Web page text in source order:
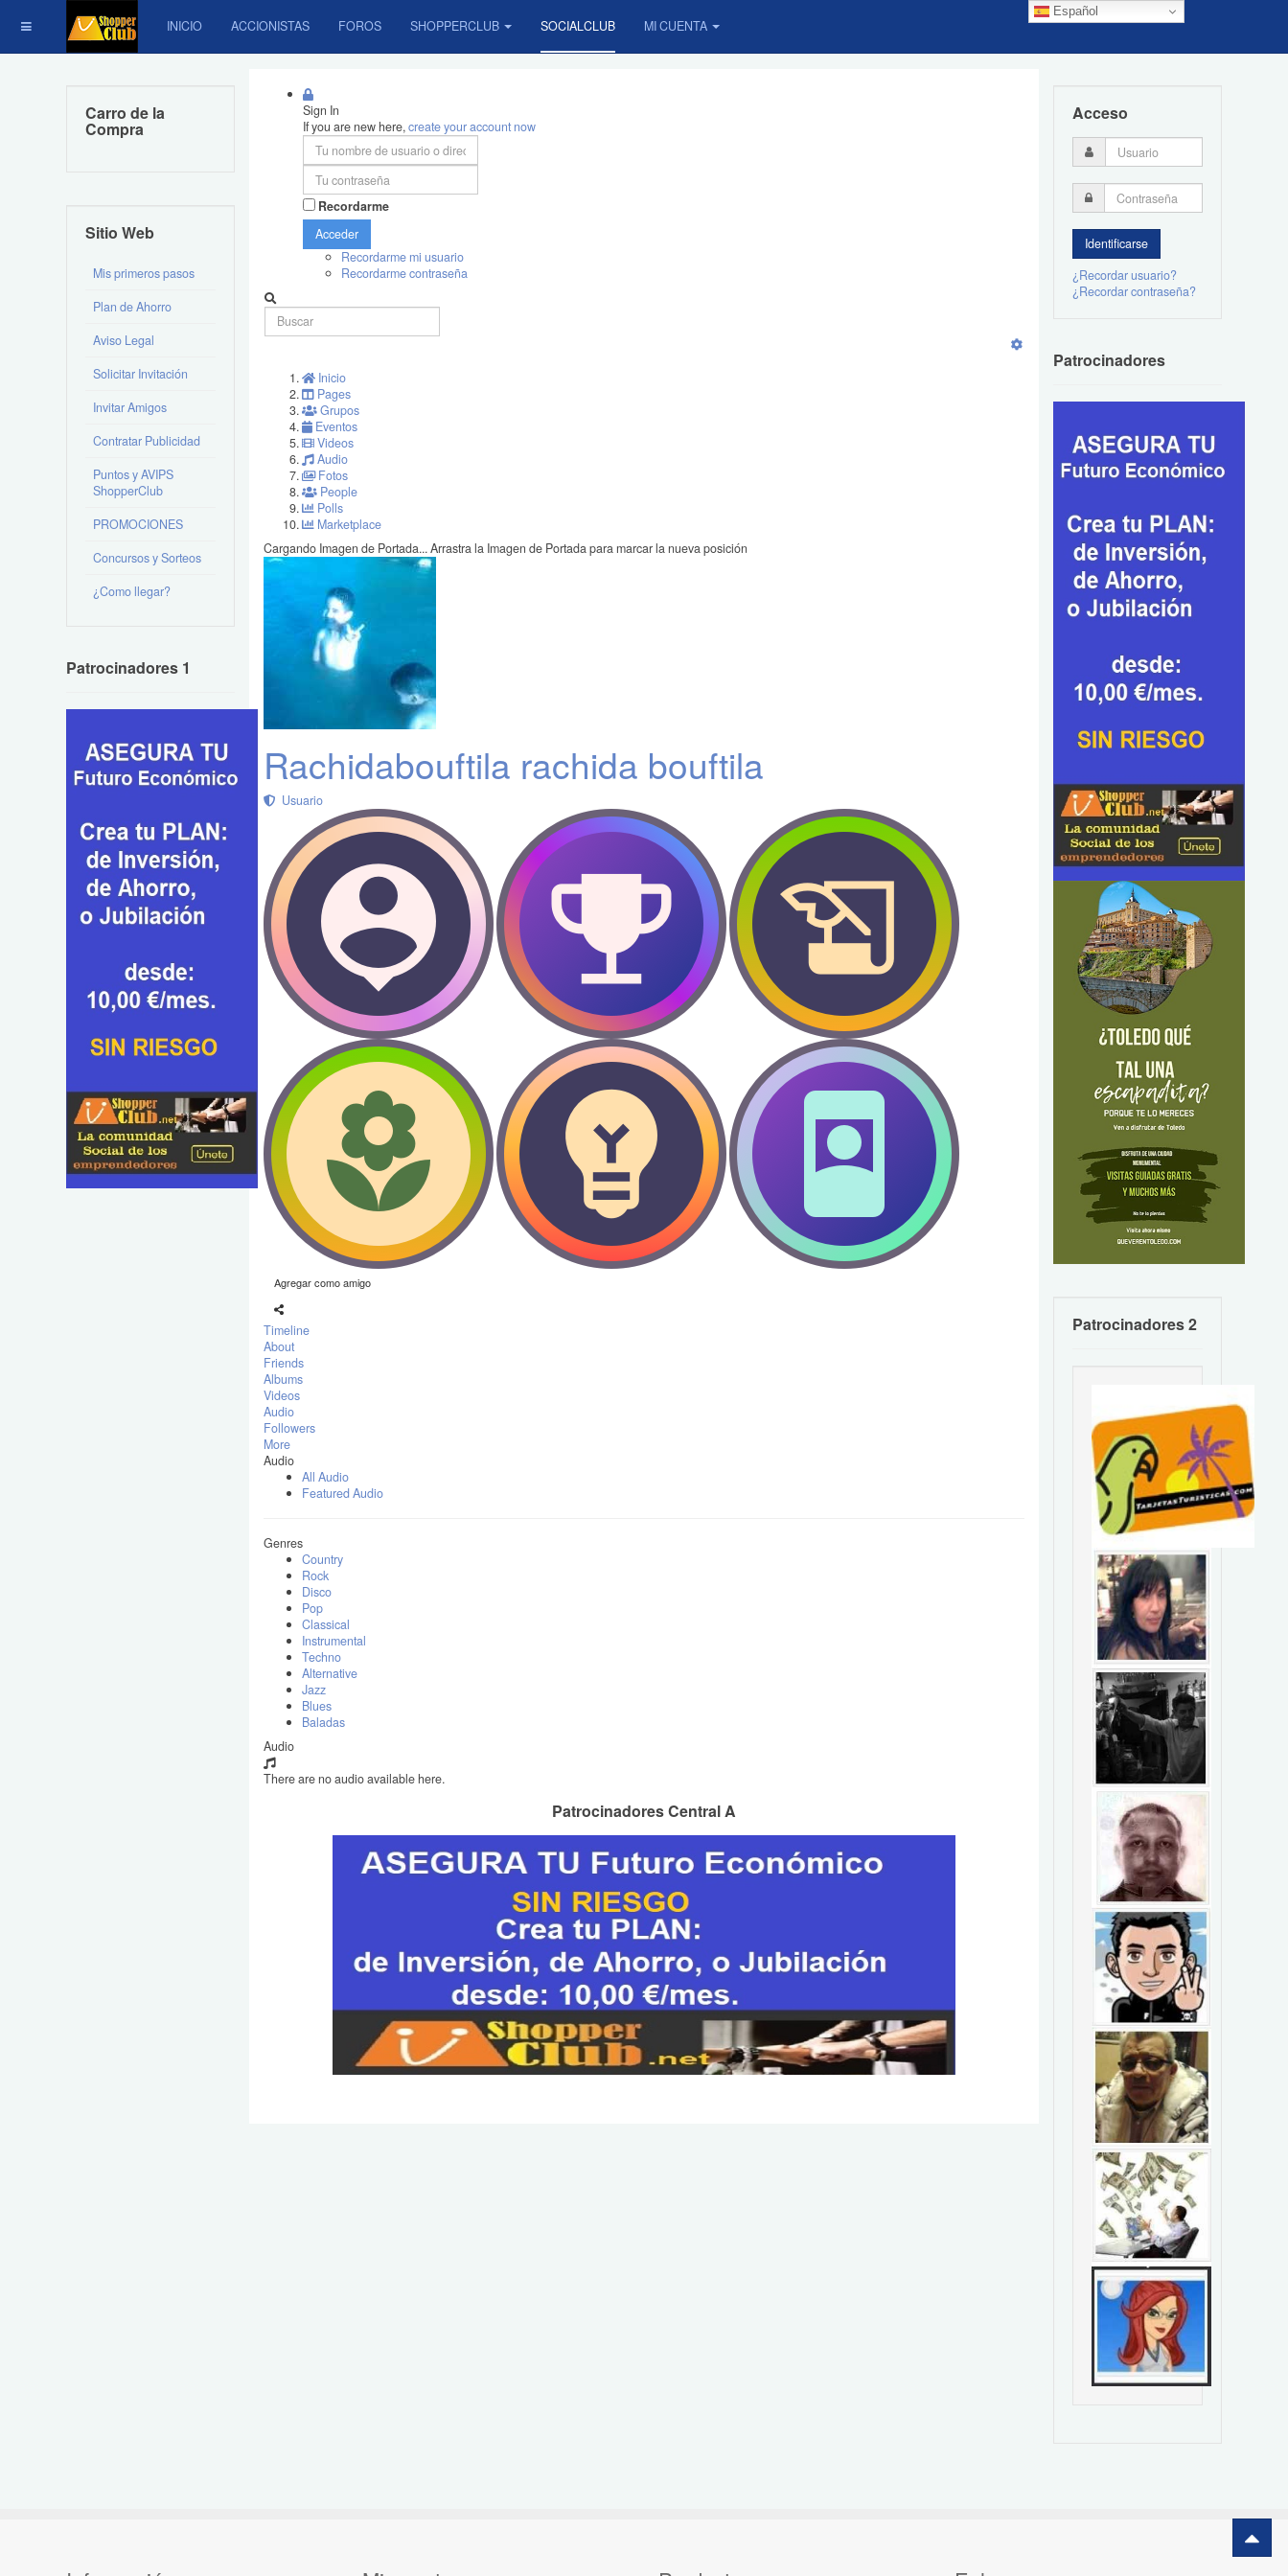
Español
INICIO ACCIONISTAS FOROS SHOPPERCLUB SOCIALCLUB MI CUENTA
Sign In
If you are new here,create your account now
Recordarme
Acceder
Recordarme mi usuario
Recordarme contraseña
Inicio
Pages
Grupos
Eventos
Videos
Audio
Fotos
People
Polls
Marketplace
Cargando Imagen de Portada...Arrastra la Imagen de Portada para marcar la nueva posición
Rachidabouftila rachida bouftila
Usuario
Agregar como amigo
Timeline
About
Friends
Albums
Videos
Audio
Followers
More
Audio
All Audio
Featured Audio
Genres
Country
Rock
Disco
Pop
Classical
Instrumental
Techno
Alternative
Jazz
Blues
Baladas
Audio
There are no audio available here.
Patrocinadores Central A
Carro de la
Compra
Sitio Web
Mis primeros pasos
Plan de Ahorro
Aviso Legal
Solicitar Invitación
Invitar Amigos
Contratar Publicidad
Puntos y AVIPS
ShopperClub
PROMOCIONES
Concursos y Sorteos
¿Como llegar?
Patrocinadores 1
Acceso
¿Recordar usuario?
¿Recordar contraseña?
Patrocinadores
Patrocinadores 2